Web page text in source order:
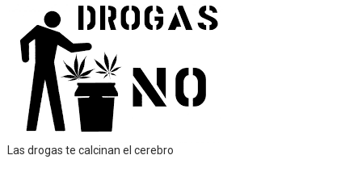
Las drogas te calcinan el cerebro